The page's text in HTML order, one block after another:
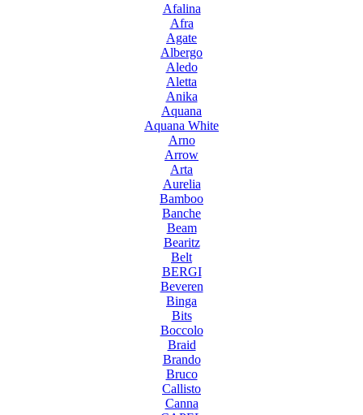
Afalina
Afra
Agate
Albergo
Aledo
Aletta
Anika
Aquana
Aquana White
Arno
Arrow
Arta
Aurelia
Bamboo
Banche
Beam
Bearitz
Belt
BERGI
Beveren
Binga
Bits
Boccolo
Braid
Brando
Bruco
Callisto
Canna